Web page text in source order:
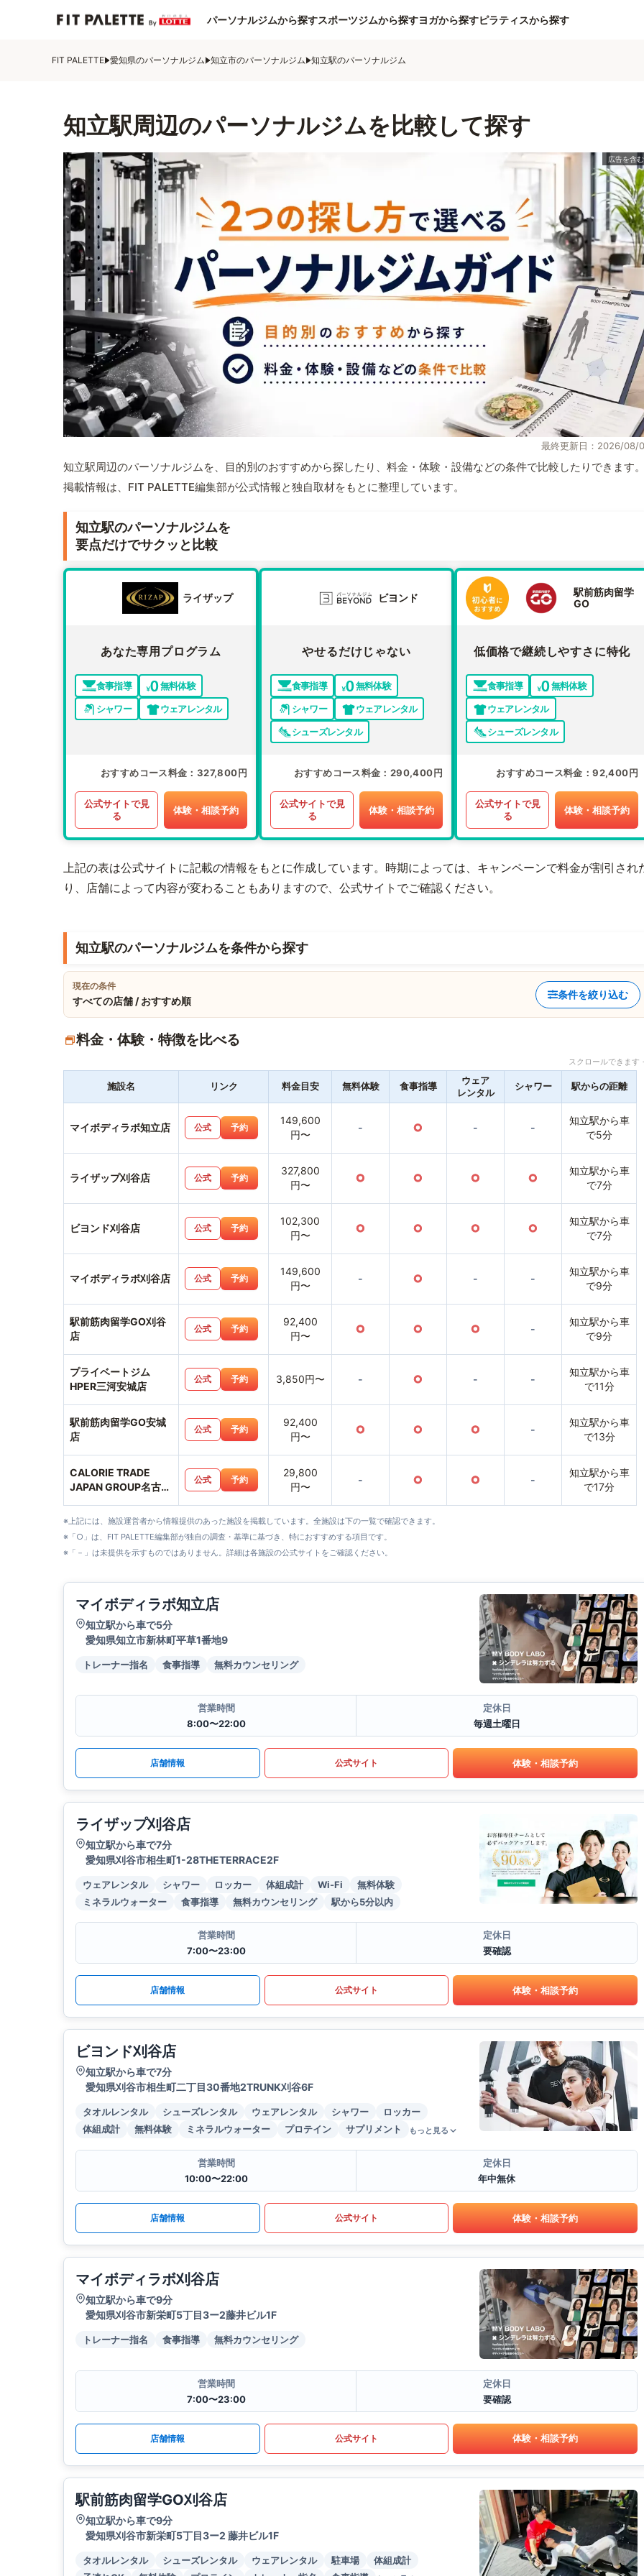
パーソナルジムから探すスポーツジムから探すヨガから探すピラティスから探す
FIT PALETTE 愛知県のパーソナルジム 知立市のパーソナルジム 知立駅のパーソナルジム
知立駅周辺のパーソナルジムを比較して探す
最終更新日：2026/08/
知立駅周辺のパーソナルジムを、目的別のおすすめから探したり、料金・体験・設備などの条件で比較したりできます
掲載情報は、FIT PALETTE編集部が公式情報と独自取材をもとに整理しています。
知立駅のパーソナルジムを
要点だけでサクッと比較
ライザップ
あなた専用プログラム
食事指導
無料体験
シャワー
ウェアレンタル
おすすめコース料金 327,800円
公式サイトで見
る
体験・相談予約
ビヨンド
やせるだけじゃない
食事指導
無料体験
シャワー
ウェアレンタル
シューズレンタル
おすすめコース料金 290,400円
公式サイトで見
る
体験・相談予約
駅前筋肉留学
GO
低価格で継続しやすさに特化
食事指導
無料体験
ウェアレンタル
シューズレンタル
おすすめコース料金 92,400円
公式サイトで見
る
体験・相談予約
上記の表は公式サイトに記載の情報をもとに作成しています。時期によっては、キャンペーンで料金が割引され
り、店舗によって内容が変わることもありますので、公式サイトでご確認ください。
知立駅のパーソナルジムを条件から探す
現在の条件
すべての店舗 / おすすめ順
条件を絞り込む
料金・体験・特徴を比べる
スクロールできま
施設名 リンク 料金目安 無料体験 食事指導
ウェア
レンタル
シャワー 駅からの距離
マイボディラボ知立店 公式 予約
149,600
円〜
- ○ - -
知立駅から車
で5分
ライザップ刈谷店 公式 予約
327,800
円〜
○ ○ ○ ○
知立駅から車
で7分
ビヨンド刈谷店 公式 予約
102,300
円〜
○ ○ ○ ○
知立駅から車
で7分
マイボディラボ刈谷店 公式 予約
149,600
円〜
- ○ - -
知立駅から車
で9分
駅前筋肉留学GO刈谷
店
公式 予約
92,400
円〜
○ ○ ○ -
知立駅から車
で9分
プライベートジム
HPER三河安城店
公式 予約 3,850円〜 - ○ - -
知立駅から車
で11分
駅前筋肉留学GO安城
店
公式 予約
92,400
円〜
○ ○ ○ -
知立駅から車
で13分
CALORIE TRADE
JAPAN GROUP名古屋
公式 予約
29,800
円〜
- ○ ○ -
知立駅から車
で17分
※上記には、施設運営者から情報提供のあった施設を掲載しています。全施設は下の一覧で確認できます。
※「○」は、FIT PALETTE編集部が独自の調査・基準に基づき、特におすすめする項目です。
※「－」は未提供を示すものではありません。詳細は各施設の公式サイトをご確認ください。
マイボディラボ知立店
知立駅から車で5分
愛知県知立市新林町平草1番地9
トレーナー指名 食事指導 無料カウンセリング
営業時間
8:00〜22:00
定休日
毎週土曜日
店舗情報 公式サイト 体験・相談予約
ライザップ刈谷店
知立駅から車で7分
愛知県刈谷市相生町1-28THETERRACE2F
ウェアレンタル シャワー ロッカー 体組成計 Wi-Fi
無料体験
ミネラルウォーター
食事指導 無料カウンセリング 駅から5分以内
営業時間
7:00〜23:00
定休日
要確認
店舗情報 公式サイト 体験・相談予約
ビヨンド刈谷店
知立駅から車で7分
愛知県刈谷市相生町二丁目30番地2TRUNK刈谷6F
タオルレンタル シューズレンタル ウェアレンタル シャワー
ロッカー
体組成計
無料体験 ミネラルウォーター プロテイン サプリメント もっと見る
営業時間
10:00〜22:00
定休日
年中無休
店舗情報 公式サイト 体験・相談予約
マイボディラボ刈谷店
知立駅から車で9分
愛知県刈谷市新栄町5丁目3ー2藤井ビル1F
トレーナー指名 食事指導 無料カウンセリング
営業時間
7:00〜23:00
定休日
要確認
店舗情報 公式サイト 体験・相談予約
駅前筋肉留学GO刈谷店
知立駅から車で9分
愛知県刈谷市新栄町5丁目3ー2 藤井ビル1F
タオルレンタル シューズレンタル ウェアレンタル 駐車場
体組成計